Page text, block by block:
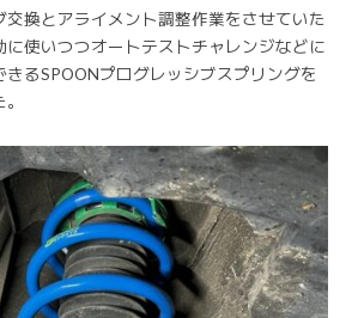
交換とアライメント調整作業をさせていた
使いつつオートテストチャレンジなどに
るSPOONプログレッシブスプリングを